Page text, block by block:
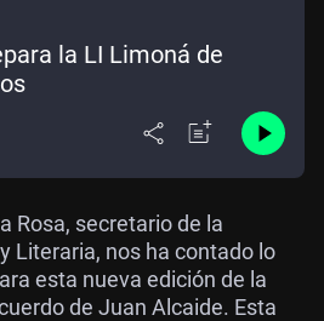
la LI Limoná de
Rosa, secretario de la
Literaria, nos ha contado lo
esta nueva edición de la
de Juan Alcaide. Esta